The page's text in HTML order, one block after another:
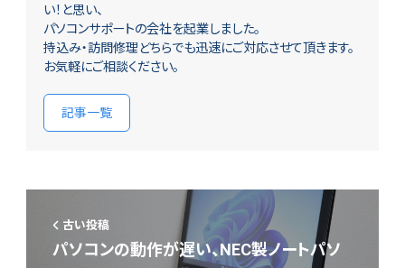
い！と思い、
パソコンサポートの会社を起業しました。
持込み・訪問修理どちらでも迅速にご対応させて頂きます。
お気軽にご相談ください。
記事一覧
古い投稿
パソコンの動作が遅い、NEC製ノートパソ